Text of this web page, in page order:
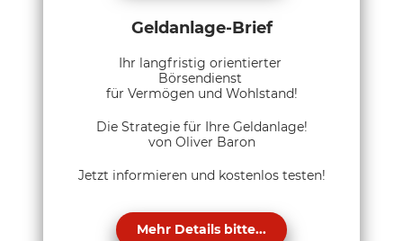
Geldanlage-Brief
Ihr langfristig orientierter
Börsendienst
für Vermögen und Wohlstand!
Die Strategie für Ihre Geldanlage!
von Oliver Baron
Jetzt informieren und kostenlos testen!
Mehr Details bitte...